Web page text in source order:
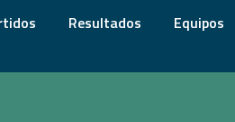
Resultados Equipos